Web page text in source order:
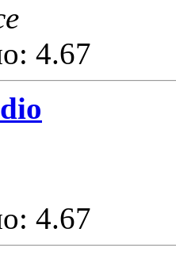
4.67
4.67